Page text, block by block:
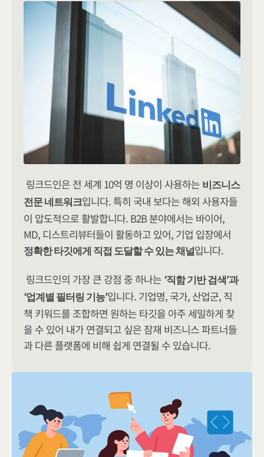
링크드인은 전 세계 10억 명 이상이 사용하는 비즈니스
전문 네트워크입니다. 특히 국내 보다는 해외 사용자들
이 압도적으로 활발합니다. B2B 분야에서는 바이어,
정확한 타깃에게 직접 도달할 수 있는 채널입니다.
링크드인의 가장 큰 강점 중 하나는 ‘직함 기반 검색’과
‘업계별 필터링 기능’입니다. 기업명, 국가, 산업군, 직
책 키워드를 조합하면 원하는 타깃을 아주 세밀하게 찾
을 수 있어 내가 연결되고 싶은 잠재 비즈니스 파트너들
과 다른 플랫폼에 비해 쉽게 연결될 수 있습니다.